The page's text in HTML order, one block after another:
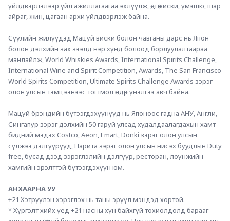
үйлдвэрлэлээр үйл ажиллагаагаа эхлүүлж, өдгөө виски, үмэшю, шар
айраг, жин, цагаан архи үйлдвэрлэж байна.
Сүүлийн жилүүдэд Мацуй виски болон чавганы дарс нь Япон
болон дэлхийн зах зээлд нэр хүнд болоод борлуулалтаараа
манлайлж, World Whiskies Awards, International Spirits Challenge,
International Wine and Spirit Competition, Awards, The San Francisco
World Spirits Competition, Ultimate Spirits Challenge Awards зэрэг
олон улсын тэмцээнээс тогтмол өндөр үнэлгээ авч байна.
Мацуй брэндийн бүтээгдэхүүнүүд нь Японоос гадна АНУ, Англи,
Сингапур зэрэг дэлхийн 50 гаруй улсад худалдаалагдахын хамт
бидний мэдэх Costco, Aeon, Emart, Donki зэрэг олон улсын
сүлжээ дэлгүүрүүд, Нарита зэрэг олон улсын нисэх буудлын Duty
free, бусад дээд зэрэглэлийн дэлгүүр, ресторан, лоунжийн
хамгийн эрэлттэй бүтээгдэхүүн юм.
АНХААРНА УУ
+21 Хэтрүүлэн хэрэглэх нь таны эрүүл мэндэд хортой.
* Хүргэлт хийх үед +21 насны хүн байхгүй тохиолдолд барааг